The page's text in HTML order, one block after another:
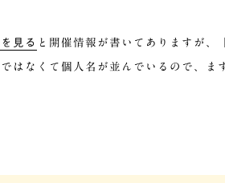
見る と開催情報が書いてありますが、
はなくて個人名が並んでいるので、ま